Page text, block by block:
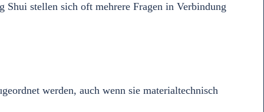
Shui stellen sich oft mehrere Fragen in Verbindung
werden, auch wenn sie materialtechnisch